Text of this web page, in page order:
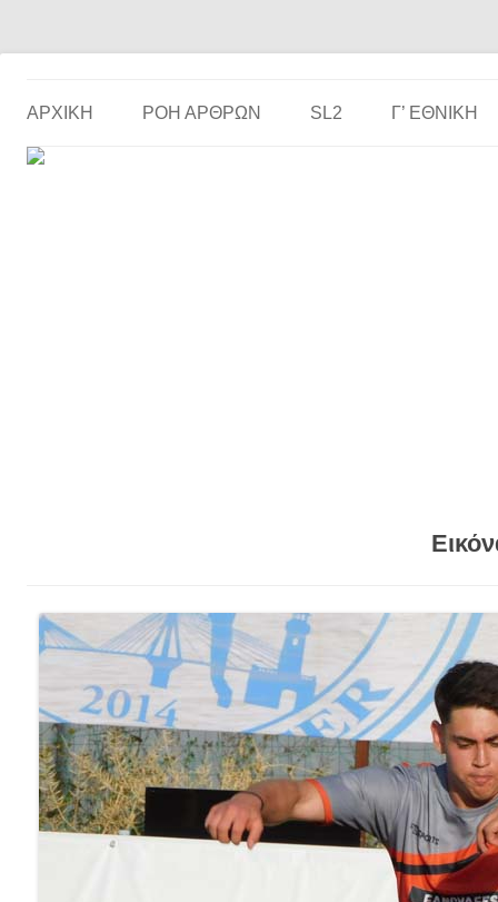
ΑΡΧΙΚΗ ΡΟΗ ΑΡΘΡΩΝ SL2 Γ’ ΕΘΝΙΚΉ